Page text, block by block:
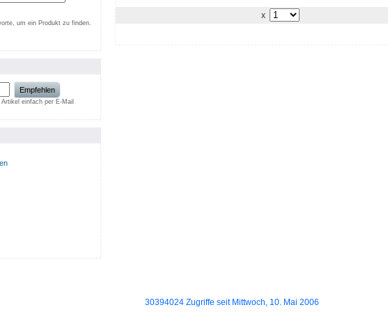
um ein Produkt zu finden.
Empfehlen
einfach per E-Mail
x
30394024 Zugriffe seit Mittwoch, 10. Mai 2006